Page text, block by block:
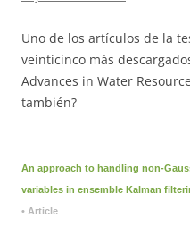
Uno de los artículos de la
veinticinco más
Advances in Water
también?
An approach to handling non-
variables in ensemble Kalman
• Article